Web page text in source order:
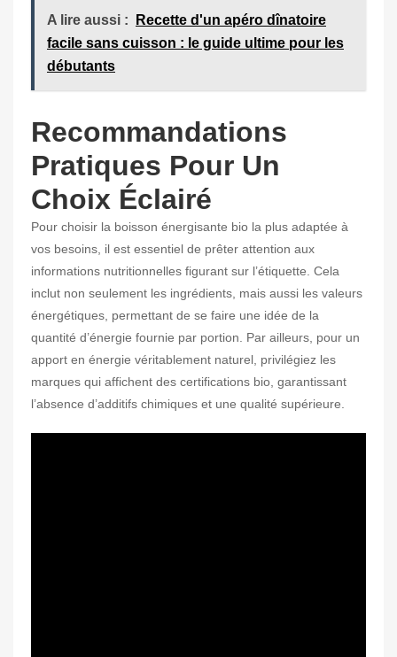
A lire aussi :
Recette d'un apéro dînatoire
facile sans cuisson : le guide ultime pour les
débutants
Recommandations
Pratiques Pour Un
Choix Éclairé
Pour choisir la boisson énergisante bio la plus adaptée à
vos besoins, il est essentiel de prêter attention aux
informations nutritionnelles figurant sur l’étiquette. Cela
inclut non seulement les ingrédients, mais aussi les valeurs
énergétiques, permettant de se faire une idée de la
quantité d’énergie fournie par portion. Par ailleurs, pour un
apport en énergie véritablement naturel, privilégiez les
marques qui affichent des certifications bio, garantissant
l’absence d’additifs chimiques et une qualité supérieure.